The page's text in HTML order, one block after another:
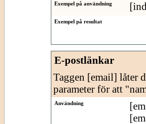
Exempel på användning
Exempel på resultat
E-postlänkar
Taggen [email] låter
parameter för att
Användning